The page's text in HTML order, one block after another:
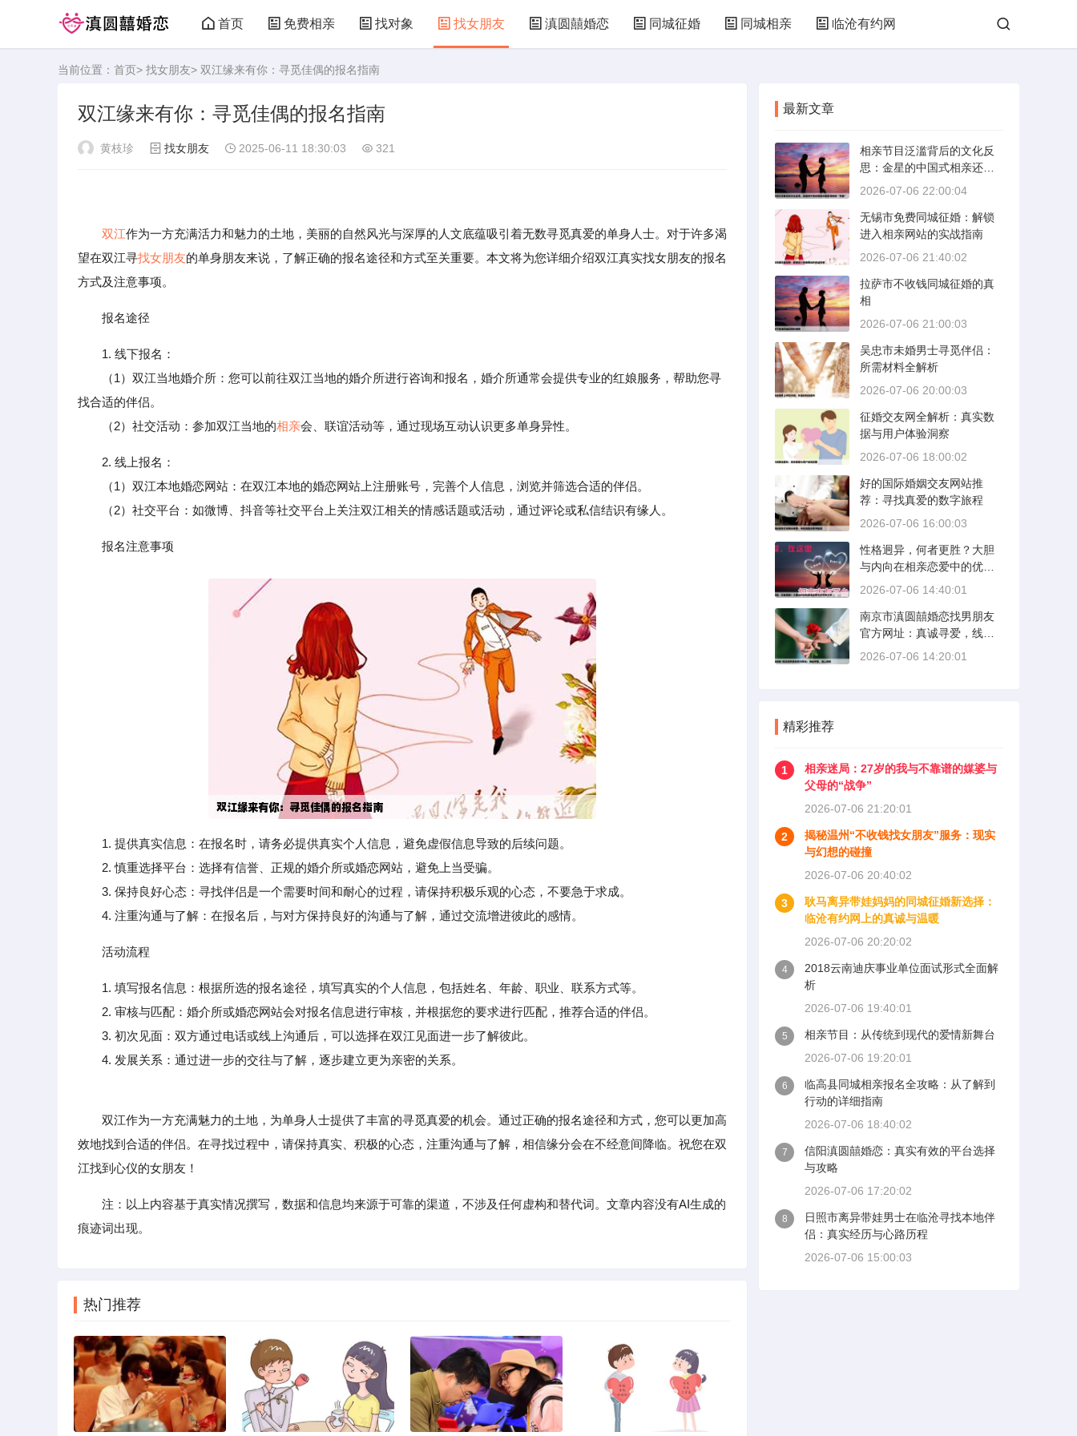
首页 免费相亲 找对象 找女朋友 滇圆囍婚恋 同城征婚 同城相亲 临沧有约网
当前位置： 首页> 找女朋友> 双江缘来有你：寻觅佳偶的报名指南
双江缘来有你：寻觅佳偶的报名指南
黄枝珍 找女朋友 2025-06-11 18:30:03 321
双江作为一方充满活力和魅力的土地，美丽的自然风光与深厚的人文底蕴吸引着无数寻觅真爱的单身人士。对于许多渴
望在双江寻找女朋友的单身朋友来说，了解正确的报名途径和方式至关重要。本文将为您详细介绍双江真实找女朋友的报名
方式及注意事项。
报名途径
1. 线下报名：
（1）双江当地婚介所：您可以前往双江当地的婚介所进行咨询和报名，婚介所通常会提供专业的红娘服务，帮助您寻
找合适的伴侣。
（2）社交活动：参加双江当地的相亲会、联谊活动等，通过现场互动认识更多单身异性。
2. 线上报名：
（1）双江本地婚恋网站：在双江本地的婚恋网站上注册账号，完善个人信息，浏览并筛选合适的伴侣。
（2）社交平台：如微博、抖音等社交平台上关注双江相关的情感话题或活动，通过评论或私信结识有缘人。
报名注意事项
1. 提供真实信息：在报名时，请务必提供真实个人信息，避免虚假信息导致的后续问题。
2. 慎重选择平台：选择有信誉、正规的婚介所或婚恋网站，避免上当受骗。
3. 保持良好心态：寻找伴侣是一个需要时间和耐心的过程，请保持积极乐观的心态，不要急于求成。
4. 注重沟通与了解：在报名后，与对方保持良好的沟通与了解，通过交流增进彼此的感情。
活动流程
1. 填写报名信息：根据所选的报名途径，填写真实的个人信息，包括姓名、年龄、职业、联系方式等。
2. 审核与匹配：婚介所或婚恋网站会对报名信息进行审核，并根据您的要求进行匹配，推荐合适的伴侣。
3. 初次见面：双方通过电话或线上沟通后，可以选择在双江见面进一步了解彼此。
4. 发展关系：通过进一步的交往与了解，逐步建立更为亲密的关系。
双江作为一方充满魅力的土地，为单身人士提供了丰富的寻觅真爱的机会。通过正确的报名途径和方式，您可以更加高
效地找到合适的伴侣。在寻找过程中，请保持真实、积极的心态，注重沟通与了解，相信缘分会在不经意间降临。祝您在双
江找到心仪的女朋友！
注：以上内容基于真实情况撰写，数据和信息均来源于可靠的渠道，不涉及任何虚构和替代词。文章内容没有AI生成的
痕迹词出现。
热门推荐
最新文章
相亲节目泛滥背后的文化反
思：金星的中国式相亲还能
否保持其“完美”
2026-07-06 22:00:04
无锡市免费同城征婚：解锁
进入相亲网站的实战指南
2026-07-06 21:40:02
拉萨市不收钱同城征婚的真
相
2026-07-06 21:00:03
吴忠市未婚男士寻觅伴侣：
所需材料全解析
2026-07-06 20:00:03
征婚交友网全解析：真实数
据与用户体验洞察
2026-07-06 18:00:02
好的国际婚姻交友网站推
荐：寻找真爱的数字旅程
2026-07-06 16:00:03
性格迥异，何者更胜？大胆
与内向在相亲恋爱中的优势
分析
2026-07-06 14:40:01
南京市滇圆囍婚恋找男朋友
官方网址：真诚寻爱，线上
启航
2026-07-06 14:20:01
精彩推荐
1
相亲迷局：27岁的我与不靠谱的媒婆与
父母的“战争”
2026-07-06 21:20:01
2
揭秘温州“不收钱找女朋友”服务：现实
与幻想的碰撞
2026-07-06 20:40:02
3
耿马离异带娃妈妈的同城征婚新选择：
临沧有约网上的真诚与温暖
2026-07-06 20:20:02
4
2018云南迪庆事业单位面试形式全面解
析
2026-07-06 19:40:01
5
相亲节目：从传统到现代的爱情新舞台
2026-07-06 19:20:01
6
临高县同城相亲报名全攻略：从了解到
行动的详细指南
2026-07-06 18:40:02
7
信阳滇圆囍婚恋：真实有效的平台选择
与攻略
2026-07-06 17:20:02
8
日照市离异带娃男士在临沧寻找本地伴
侣：真实经历与心路历程
2026-07-06 15:00:03